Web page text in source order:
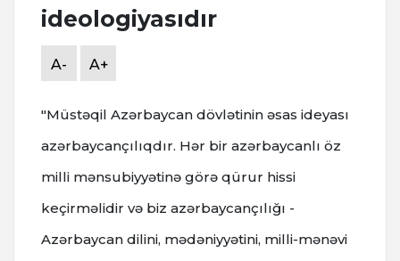
ideologiyasıdır
A- A+
"Müstəqil Azərbaycan dövlətinin əsas ideyası
azərbaycançılıqdır. Hər bir azərbaycanlı öz
milli mənsubiyyətinə görə qürur hissi
keçirməlidir və biz azərbaycançılığı -
Azərbaycan dilini, mədəniyyətini, milli-mənəvi